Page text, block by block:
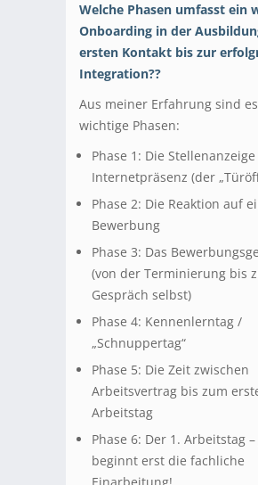
Welche Phasen umfasst ein
Onboarding in der
ersten Kontakt bis zur
Integration??
Aus meiner Erfahrung sind
wichtige Phasen:
Phase 1: Die
Internetpräsenz (der
Phase 2: Die Reaktion auf
Bewerbung
Phase 3: Das
(von der Terminierung bis
Gespräch selbst)
Phase 4: Kennenlerntag /
„Schnuppertag“
Phase 5: Die Zeit zwischen
Arbeitsvertrag bis zum
Arbeitstag
Phase 6: Der 1. Arbeitstag
beginnt erst die fachliche